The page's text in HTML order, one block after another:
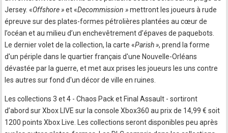
Jersey. «Offshore »et «Decommission »mettront les joueurs à rude
épreuve sur des plates-formes pétrolières plantées au cœur de
l’océan et au milieu d’un enchevêtrement d’épaves de paquebots.
Le dernier volet de la collection, la carte «Parish », prend la forme
d'un périple dans le quartier français d'une Nouvelle-Orléans
dévastée par la guerre, et met aux prises les joueurs les uns contre
les autres sur fond d'un décor de ville en ruines.
Les collections 3 et 4 - Chaos Pack et Final Assault - sortiront
d’abord sur Xbox LIVE sur la console Xbox360 au prix de 14,99 € soit
1200 points Xbox Live. Les collections seront disponibles peu après